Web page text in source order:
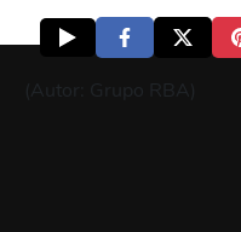
(Autor: Grupo RBA)